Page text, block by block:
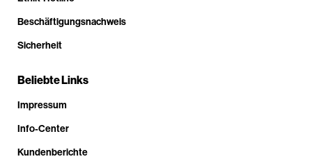
Beschäftigungsnachweis
Sicherheit
Beliebte Links
Impressum
Info-Center
Kundenberichte